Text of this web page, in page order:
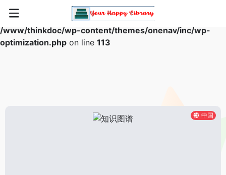
Warning
: Array to string conversion in
/www/thinkdoc/wp-content/themes/onenav/inc/wp-
optimization.php on line 113
中国